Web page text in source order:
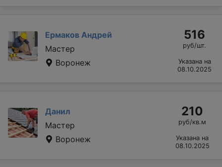
Ермаков Андрей
Мастер
Воронеж
516
руб/шт.
Указана на
08.10.2025
Данил
Мастер
Воронеж
210
руб/кв.м
Указана на
08.10.2025